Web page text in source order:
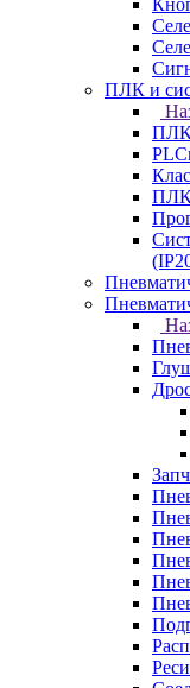
ПЛК и
ПЛК
ПЛК